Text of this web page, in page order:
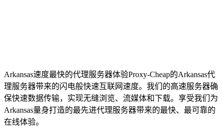
Arkansas速度最快的代理服务器体验Proxy-Cheap的Arkansas代
理服务器带来的闪电般快速互联网速度。我们的高速服务器确
保快速数据传输，实现无缝浏览、流媒体和下载。享受我们为
Arkansas量身打造的最先进代理服务器带来的最快、最可靠的
在线体验。